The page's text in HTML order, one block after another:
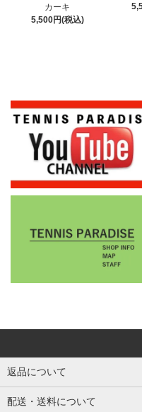
カーキ
5,500円(税込)
返品について
配送・送料について